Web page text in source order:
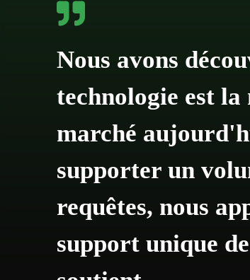
Nous avons
technologie est
marché
supporter un
requêtes, nous
support unique